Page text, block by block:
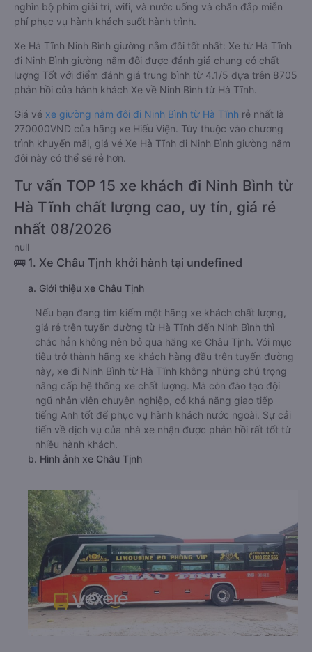
nghìn bộ phim giải trí, wifi, và nước uống và chăn đắp miễn
phí phục vụ hành khách suốt hành trình.
Xe Hà Tĩnh Ninh Bình giường nằm đôi tốt nhất: Xe từ Hà Tĩnh
đi Ninh Bình giường nằm đôi được đánh giá chung có chất
lượng Tốt với điểm đánh giá trung bình từ 4.1/5 dựa trên 8705
phản hồi của hành khách Xe về Ninh Bình từ Hà Tĩnh.
Giá vé xe giường nằm đôi đi Ninh Bình từ Hà Tĩnh rẻ nhất là
270000VND của hãng xe Hiếu Viện. Tùy thuộc vào chương
trình khuyến mãi, giá vé Xe Hà Tĩnh đi Ninh Bình giường nằm
đôi này có thể sẽ rẻ hơn.
Tư vấn TOP 15 xe khách đi Ninh Bình từ
Hà Tĩnh chất lượng cao, uy tín, giá rẻ
nhất 08/2026
null
🚌 1. Xe Châu Tịnh khởi hành tại undefined
a. Giới thiệu xe Châu Tịnh
Nếu bạn đang tìm kiếm một hãng xe khách chất lượng,
giá rẻ trên tuyến đường từ Hà Tĩnh đến Ninh Bình thì
chắc hẳn không nên bỏ qua hãng xe Châu Tịnh. Với mục
tiêu trở thành hãng xe khách hàng đầu trên tuyến đường
này, xe đi Ninh Bình từ Hà Tĩnh không những chú trọng
nâng cấp hệ thống xe chất lượng. Mà còn đào tạo đội
ngũ nhân viên chuyên nghiệp, có khả năng giao tiếp
tiếng Anh tốt để phục vụ hành khách nước ngoài. Sự cải
tiến về dịch vụ của nhà xe nhận được phản hồi rất tốt từ
nhiều hành khách.
b. Hình ảnh xe Châu Tịnh